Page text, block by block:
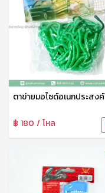
฿ 180 / โหล